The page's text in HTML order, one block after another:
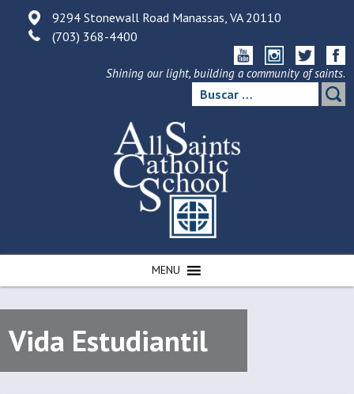
9294 Stonewall Road Manassas, VA 20110
(703) 368-4400
Shining our light, building a community of saints.
Buscar:
MENU
Vida Estudiantil